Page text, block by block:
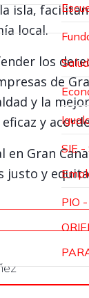
SIE -
PIO
isla,
local.
los
de
y la
y
Gran
justo y